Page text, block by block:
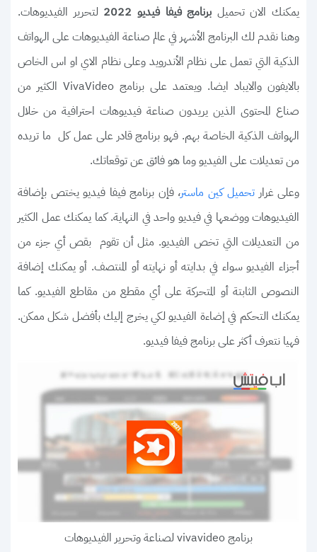
يمكنك الان تحميل برنامج فيفا فيديو 2022
لتحرير الفيديوهات.
وهنا نقدم لك البرنامج الأشهر في عالم صناعة الفيديوهات على الهواتف
الذكية التي تعمل على نظام الأندرويد وعلى نظام الاي او اس الخاص
بالايفون والايباد ايضا. ويعتمد على برنامج VivaVideo الكثير من
صناع المحتوى الذين يريدون صناعة فيديوهات احترافية من خلال
الهواتف الذكية الخاصة بهم. فهو برنامج قادر على عمل كل ما تريده
من تعديلات على الفيديو وما هو فائق عن توقعاتك.
وعلى غرار تحميل كين ماستر، فإن برنامج فيفا فيديو يختص بإضافة
الفيديوهات ووضعها في فيديو واحد في النهاية. كما يمكنك عمل الكثير
من التعديلات التي تخص الفيديو. مثل أن تقوم بقص أي جزء من
أجزاء الفيديو سواء في بدايته أو نهايته أو المنتصف. أو يمكنك إضافة
النصوص الثابتة أو المتحركة على أي مقطع من مقاطع الفيديو. كما
يمكنك التحكم في إضاءة الفيديو لكي يخرج إليك بأفضل شكل ممكن.
فهيا نتعرف أكثر على برنامج فيفا فيديو.
برنامج vivavideo لصناعة وتحرير الفيديوهات